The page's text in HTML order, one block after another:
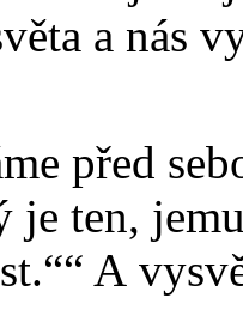
a nás
před
je ten,
A